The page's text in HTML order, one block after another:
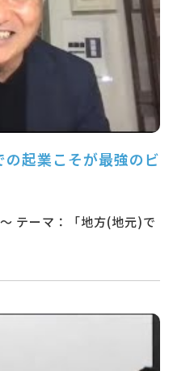
起業こそが最強のビ
テーマ：「地方(地元)で